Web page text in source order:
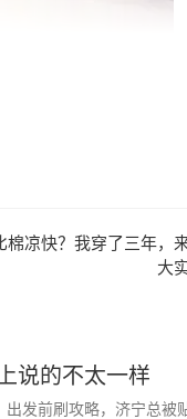
手，那就会活得很累
己，活得没有意思。
什么年龄该计较什么。
棉凉快？我穿了三年，
大
说的不太一样
发前刷攻略，济宁总被